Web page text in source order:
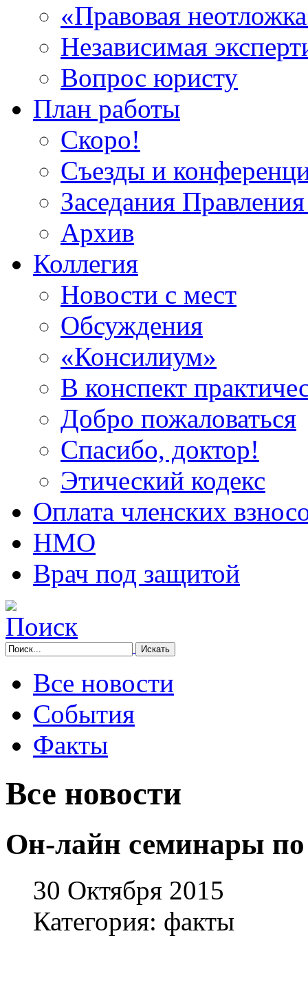
«Правовая
Независимая
Вопрос юристу
План работы
Скоро!
Съезды и
Заседания
Архив
Коллегия
Новости с мест
Обсуждения
«Консилиум»
В конспект
Добро пожаловаться
Спасибо, доктор!
Этический кодекс
Оплата членских
НМО
Врач под защитой
Все новости
События
Факты
Все новости
Он-лайн семинары по
30 Октября 2015
Категория: факты